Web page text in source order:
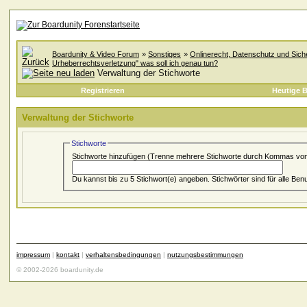
Boardunity & Video Forum » Sonstiges » Onlinerecht, Datenschutz und
Urheberrechtsverletzung" was soll ich genau tun?
Verwaltung der Stichworte
Registrieren Heutige
Verwaltung der Stichworte
Stichworte
Stichworte hinzufügen(Trenne mehrere Stichworte durch Kommas
Du kannst bis zu 5 Stichwort(e) angeben. Stichwörter
impressum | kontakt | verhaltensbedingungen | nutzungsbestimmungen
© 2002-2026 boardunity.de